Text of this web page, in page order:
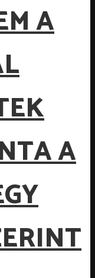
A
A